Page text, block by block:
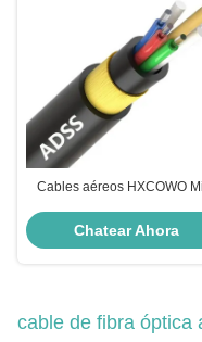
Cables aéreos HXCOWO
soporte automático 2-288
núcleos
Chatear Ahora
cable de fibra óptica